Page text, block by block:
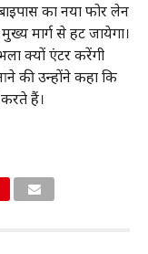
का नया फोर लेन
मार्ग से हट जायेगा।
क्यों एंटर करेंगी
की उन्होंने कहा कि
हैं।